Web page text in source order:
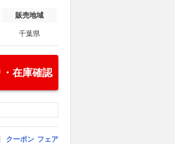
販売地域
千葉県
・在庫確認
クーポン フェア